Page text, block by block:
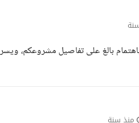
بالغ على تفاصيل مشروعكم،
منذ سنة